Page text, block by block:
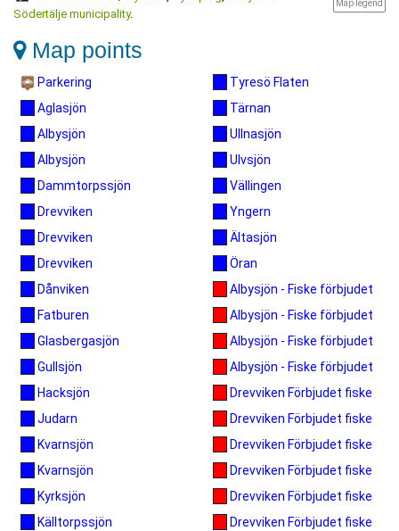
Map legend
Södertälje municipality.
Map points
Parkering
Aglasjön
Albysjön
Albysjön
Dammtorpssjön
Drevviken
Drevviken
Drevviken
Dånviken
Fatburen
Glasbergasjön
Gullsjön
Hacksjön
Judarn
Kvarnsjön
Kvarnsjön
Kyrksjön
Källtorpssjön
Tyresö Flaten
Tärnan
Ullnasjön
Ulvsjön
Vällingen
Yngern
Ältasjön
Öran
Albysjön - Fiske förbjudet
Albysjön - Fiske förbjudet
Albysjön - Fiske förbjudet
Albysjön - Fiske förbjudet
Drevviken Förbjudet fiske
Drevviken Förbjudet fiske
Drevviken Förbjudet fiske
Drevviken Förbjudet fiske
Drevviken Förbjudet fiske
Drevviken Förbjudet fiske